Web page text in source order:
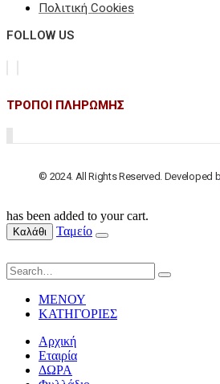
Πολιτική Cookies
FOLLOW US
ΤΡΟΠΟΙ ΠΛΗΡΩΜΗΣ
© 2024. All Rights Reserved. Developed
has been added to your cart.
Καλάθι Ταμείο
ΜΕΝΟΥ
ΚΑΤΗΓΟΡΙΕΣ
Αρχική
Εταιρία
ΔΩΡΑ